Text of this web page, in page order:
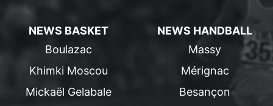
NEWS BASKET
Boulazac
Khimki Moscou
Mickaël Gelabale
NEWS HANDBALL
Massy
Mérignac
Besançon